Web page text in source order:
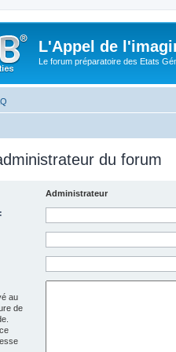
L'Appel de
Le forum préparatoire des Etats
du forum
Administrateur
au
de